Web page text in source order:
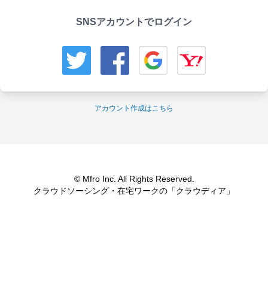
SNSアカウントでログイン
アカウント作成はこちら
© Mfro Inc. All Rights Reserved.
クラウドソーシング・在宅ワークの「クラウディア」